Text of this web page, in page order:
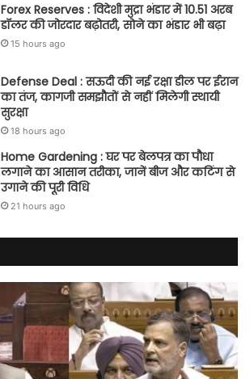
Forex Reserves : विदेशी मुद्रा भंडार में 10.51 अरब
डॉलर की जोरदार बढ़ोतरी, सोने का भंडार भी बढ़ा
15 hours ago
Defense Deal : सऊदी की नई रक्षा डील पर ईरान
का तंज, कागजी समझौतों से नहीं मिलेगी स्थायी
सुरक्षा
18 hours ago
Home Gardening : घर पर बेलपत्र का पौधा
लगाने का आसान तरीका, जानें बीज और कटिंग से
उगाने की पूरी विधि
21 hours ago